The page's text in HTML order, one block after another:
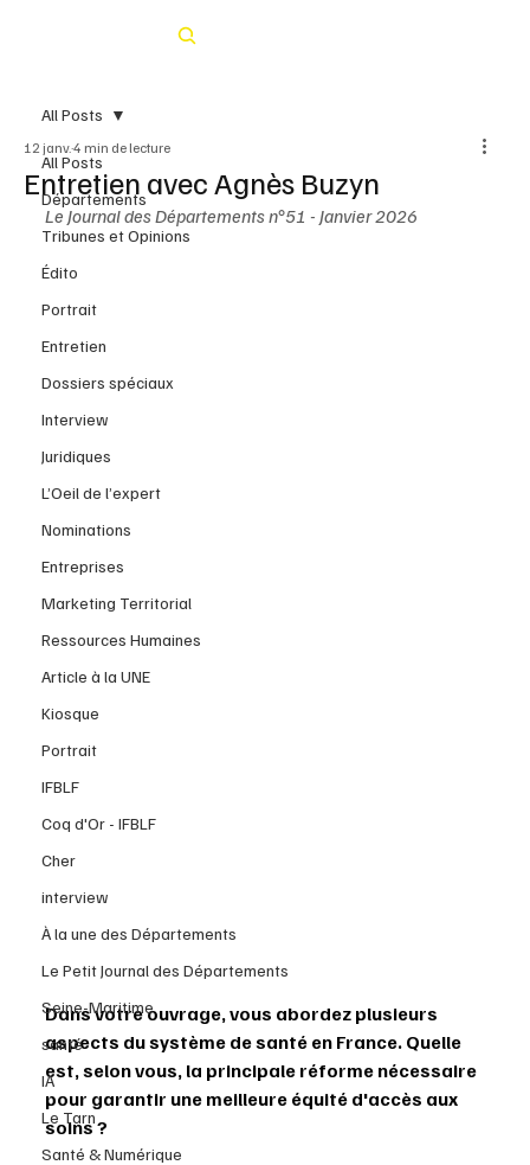
All Posts
Départements
Tribunes et Opinions
Édito
Portrait
Entretien
Dossiers spéciaux
Interview
Juridiques
L’Oeil de l’expert
Nominations
Entreprises
Marketing Territorial
Ressources Humaines
Article à la UNE
Kiosque
Portrait
IFBLF
Coq d'Or - IFBLF
Cher
interview
À la une des Départements
Le Petit Journal des Départements
Seine-Maritime
santé
IA
Le Tarn
Santé & Numérique
All Posts
Entretien avec Agnès Buzyn
12 janv.4 min de lecture
Le Journal des Départements n°51 - Janvier 2026
Dans votre ouvrage, vous abordez plusieurs
aspects du système de santé en France. Quelle
est, selon vous, la principale réforme nécessaire
pour garantir une meilleure équité d'accès aux
soins ?